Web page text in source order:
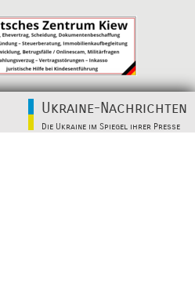
Ukraine-Nachrichten
Die Ukraine im Spiegel ihrer Presse